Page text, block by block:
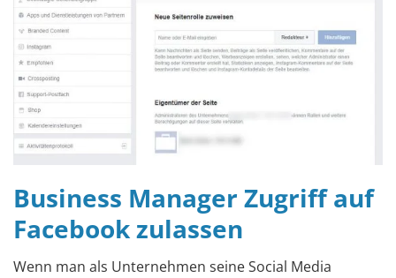
Business Manager Zugriff auf
Facebook zulassen
Wenn man als Unternehmen seine Social Media